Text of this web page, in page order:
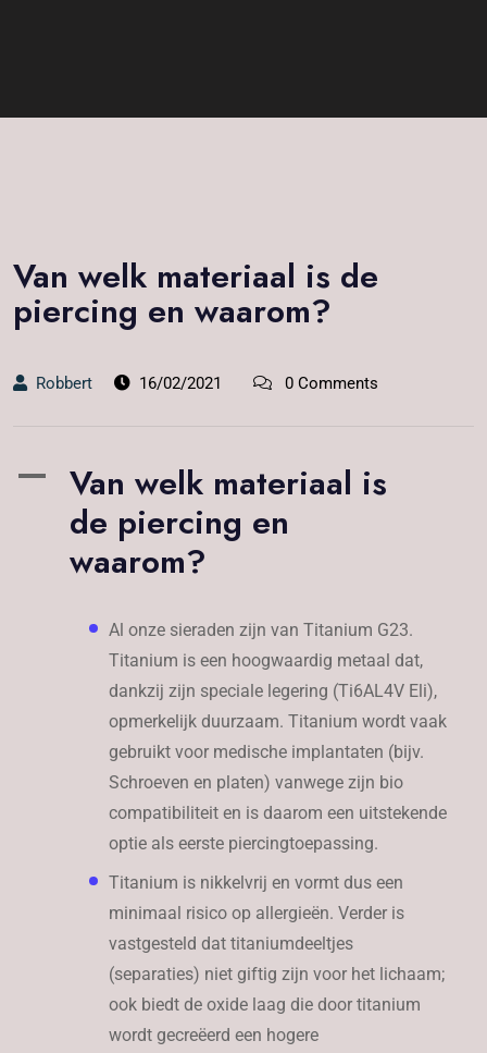
Van welk materiaal is de
piercing en waarom?
Robbert 16/02/2021 0 Comments
A
Van welk materiaal is
de piercing en
waarom?
Al onze sieraden zijn van Titanium G23.
Titanium is een hoogwaardig metaal dat,
dankzij zijn speciale legering (Ti6AL4V Eli),
opmerkelijk duurzaam. Titanium wordt vaak
gebruikt voor medische implantaten (bijv.
Schroeven en platen) vanwege zijn bio
compatibiliteit en is daarom een ​​uitstekende
optie als eerste piercingtoepassing.
Titanium is nikkelvrij en vormt dus een
minimaal risico op allergieën. Verder is
vastgesteld dat titaniumdeeltjes
(separaties) niet giftig zijn voor het lichaam;
ook biedt de oxide laag die door titanium
wordt gecreëerd een hogere